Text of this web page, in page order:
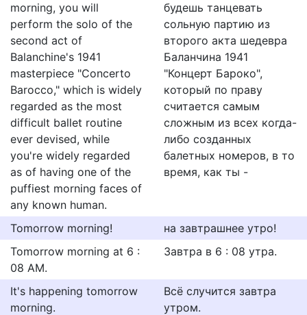
morning, you will
perform the solo of the
second act of
Balanchine's 1941
masterpiece "Concerto
Barocco," which is widely
regarded as the most
difficult ballet routine
ever devised, while
you're widely regarded
as of having one of the
puffiest morning faces of
any known human.
будешь танцевать
сольную партию из
второго акта шедевра
Баланчина 1941
"Концерт Бароко",
который по праву
считается самым
сложным из всех когда-
либо созданных
балетных номеров, в то
время, как ты -
Tomorrow morning!
на завтрашнее утро!
Tomorrow morning at 6 :
08 AM.
Завтра в 6 : 08 утра.
It's happening tomorrow
morning.
Всё случится завтра
утром.